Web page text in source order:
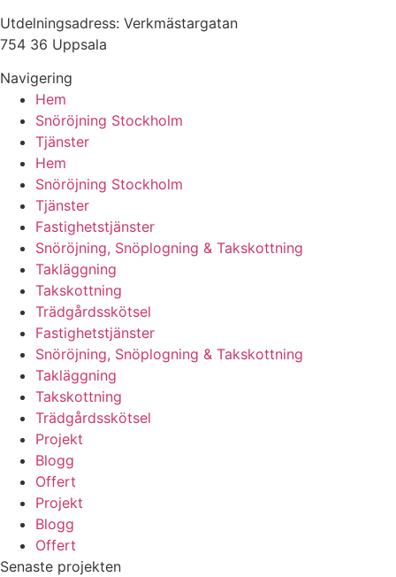
Utdelningsadress: Verkmästargatan
754 36 Uppsala
Navigering
Hem
Snöröjning Stockholm
Tjänster
Hem
Snöröjning Stockholm
Tjänster
Fastighetstjänster
Snöröjning, Snöplogning & Takskottning
Takläggning
Takskottning
Trädgårdsskötsel
Fastighetstjänster
Snöröjning, Snöplogning & Takskottning
Takläggning
Takskottning
Trädgårdsskötsel
Projekt
Blogg
Offert
Projekt
Blogg
Offert
Senaste projekten